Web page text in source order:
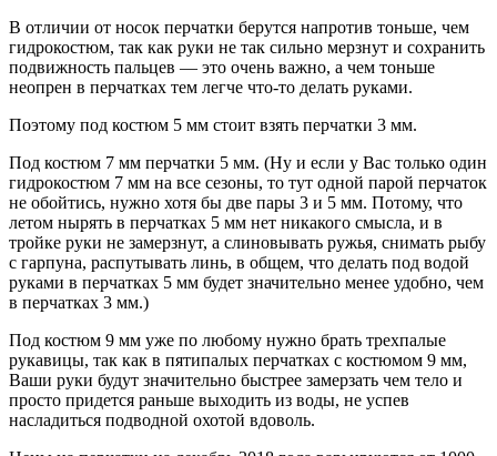
В отличии от носок перчатки берутся напротив тоньше, чем
гидрокостюм, так как руки не так сильно мерзнут и сохранить
подвижность пальцев — это очень важно, а чем тоньше
неопрен в перчатках тем легче что-то делать руками.
Поэтому под костюм 5 мм стоит взять перчатки 3 мм.
Под костюм 7 мм перчатки 5 мм. (Ну и если у Вас только один
гидрокостюм 7 мм на все сезоны, то тут одной парой перчаток
не обойтись, нужно хотя бы две пары 3 и 5 мм. Потому, что
летом нырять в перчатках 5 мм нет никакого смысла, и в
тройке руки не замерзнут, а слиновывать ружья, снимать рыбу
с гарпуна, распутывать линь, в общем, что делать под водой
руками в перчатках 5 мм будет значительно менее удобно, чем
в перчатках 3 мм.)
Под костюм 9 мм уже по любому нужно брать трехпалые
рукавицы, так как в пятипалых перчатках с костюмом 9 мм,
Ваши руки будут значительно быстрее замерзать чем тело и
просто придется раньше выходить из воды, не успев
насладиться подводной охотой вдоволь.